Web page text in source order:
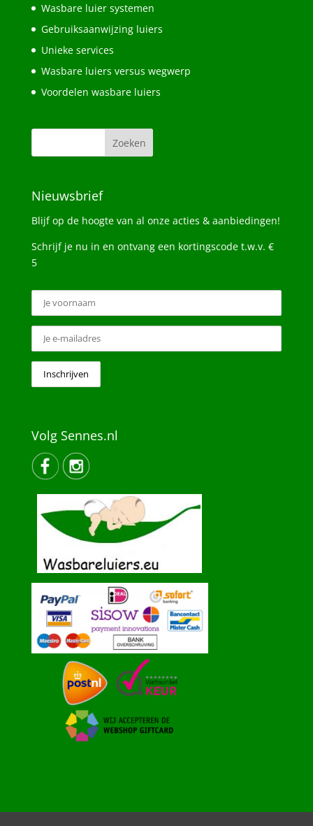
Wasbare luier systemen
Gebruiksaanwijzing luiers
Unieke services
Wasbare luiers versus wegwerp
Voordelen wasbare luiers
Nieuwsbrief
Blijf op de hoogte van al onze acties & aanbiedingen!
Schrijf je nu in en ontvang een kortingscode t.w.v. €
5
Volg Sennes.nl